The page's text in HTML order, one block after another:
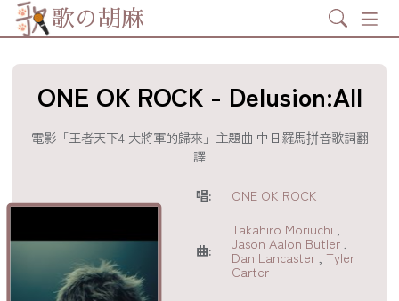
歌の胡麻 Search
ONE OK ROCK - Delusion:All
電影「王者天下4 大將軍的歸來」主題曲 中日羅馬拼音歌詞翻
譯
唱: ONE OK ROCK
曲:
Takahiro Moriuchi
Jason Aalon Butler
Dan Lancaster ,Tyler
Carter